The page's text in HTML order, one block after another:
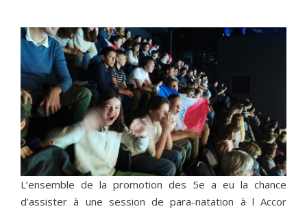
L’ensemble de la promotion des 5e a eu la chance
d’assister à une session de para-natation à l Accor